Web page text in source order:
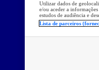
Utilizar dados de
e/ou aceder a
estudos de audiência e
Lista de parceiros